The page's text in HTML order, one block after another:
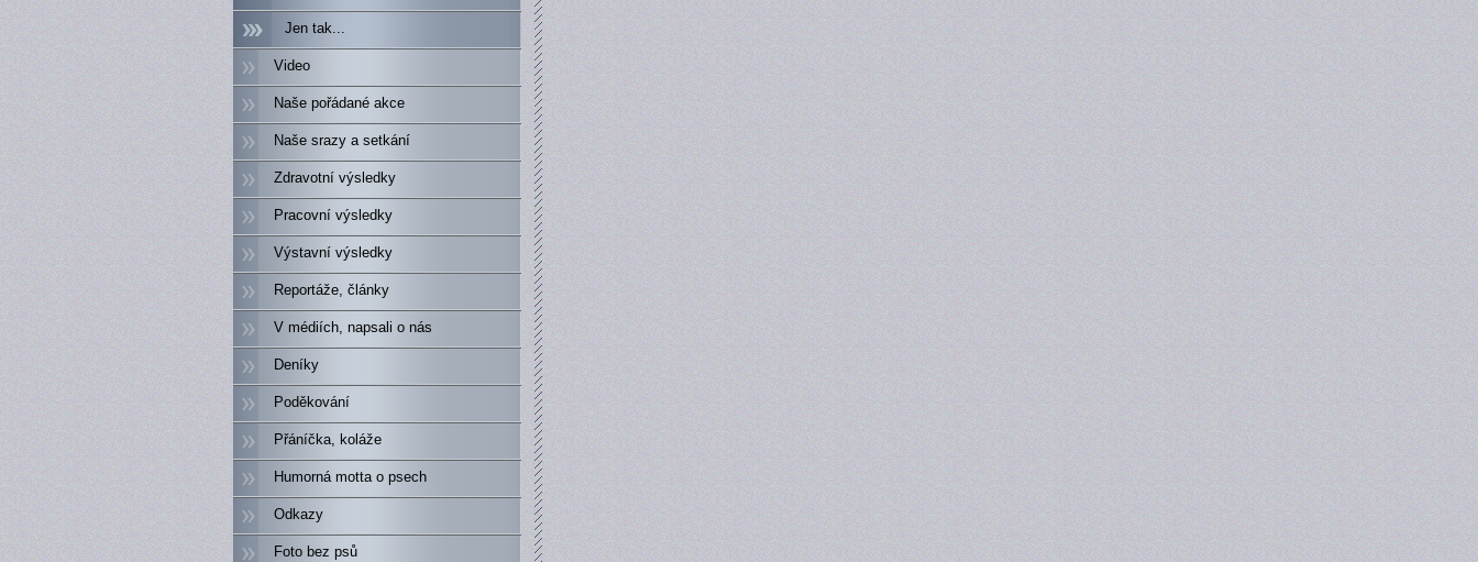
Jen tak...
Video
Naše pořádané akce
Naše srazy a setkání
Zdravotní výsledky
Pracovní výsledky
Výstavní výsledky
Reportáže, články
V médiích, napsali o nás
Deníky
Poděkování
Přáníčka, koláže
Humorná motta o psech
Odkazy
Foto bez psů